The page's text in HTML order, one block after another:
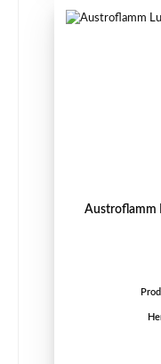
Austroflamm